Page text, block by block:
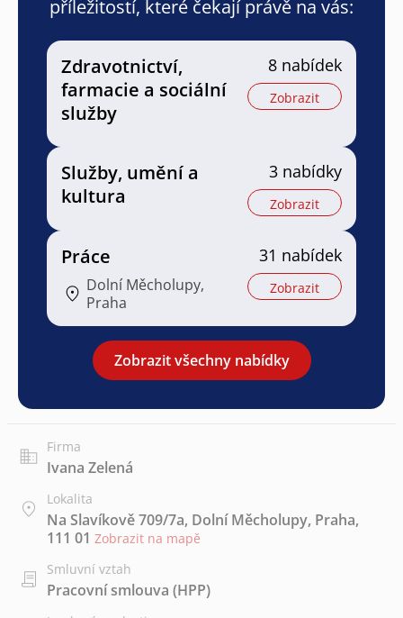
příležitostí, které čekají právě na vás:
Zdravotnictví,
farmacie a sociální
služby
8 nabídek
Zobrazit
Služby, umění a
kultura
3 nabídky
Zobrazit
Práce
Dolní Měcholupy,
Praha
31 nabídek
Zobrazit
Zobrazit všechny nabídky
Firma
Ivana Zelená
Lokalita
Na Slavíkově 709/7a, Dolní Měcholupy, Praha,
111 01 Zobrazit na mapě
Smluvní vztah
Pracovní smlouva (HPP)